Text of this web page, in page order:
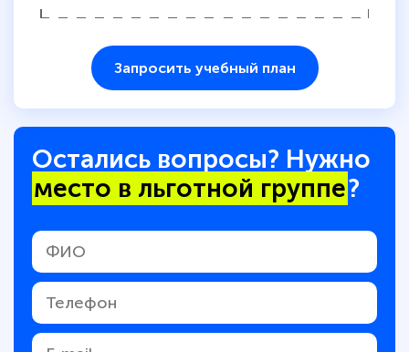
Запросить учебный план
Остались вопросы? Нужно
место в льготной группе?